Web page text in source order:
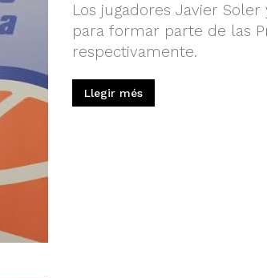
Los jugadores Javier
para formar parte de las
respectivamente.
Llegir més